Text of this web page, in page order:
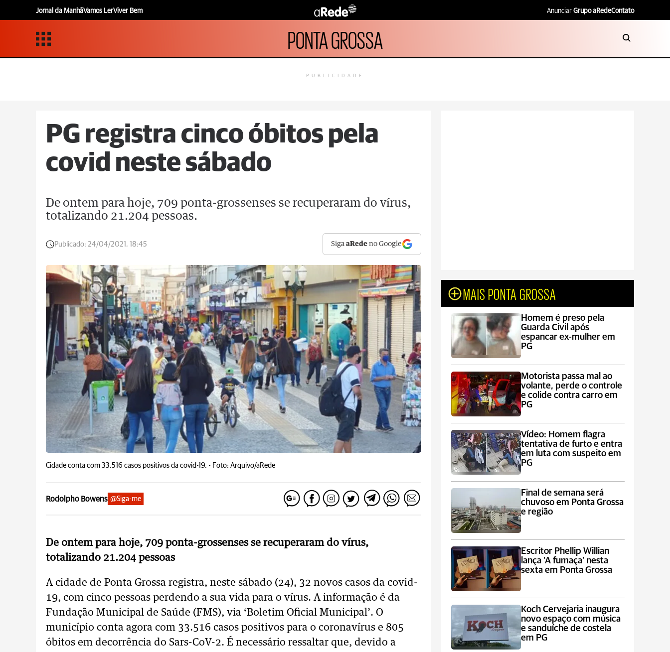
Jornal da ManhãVamos LerViver Bem Anunciar Grupo aRedeContato
PONTA GROSSA
PUBLICIDADE
PG registra cinco óbitos pela
covid neste sábado
De ontem para hoje, 709 ponta-grossenses se recuperaram do vírus,
totalizando 21.204 pessoas.
Publicado: 24/04/2021, 18:45 SigaaRede no Google
Cidade conta com 33.516 casos positivos da covid-19. - Foto: Arquivo/aRede
Rodolpho Bowens @Siga-me
De ontem para hoje, 709 ponta-grossenses se recuperaram do vírus,
totalizando 21.204 pessoas
A cidade de Ponta Grossa registra, neste sábado (24), 32 novos casos da covid-
19, com cinco pessoas perdendo a sua vida para o vírus. A informação é da
Fundação Municipal de Saúde (FMS), via ‘Boletim Oficial Municipal’. O
município conta agora com 33.516 casos positivos para o coronavírus e 805
óbitos em decorrência do Sars-CoV-2. É necessário ressaltar que, devido a
MAIS PONTA GROSSA
Homem é preso pela
Guarda Civil após
espancar ex-mulher em
PG
Motorista passa mal ao
volante, perde o controle
e colide contra carro em
PG
Vídeo: Homem flagra
tentativa de furto e entra
em luta com suspeito em
PG
Final de semana será
chuvoso em Ponta Grossa
e região
Escritor Phellip Willian
lança 'A fumaça' nesta
sexta em Ponta Grossa
Koch Cervejaria inaugura
novo espaço com música
e sanduíche de costela
em PG